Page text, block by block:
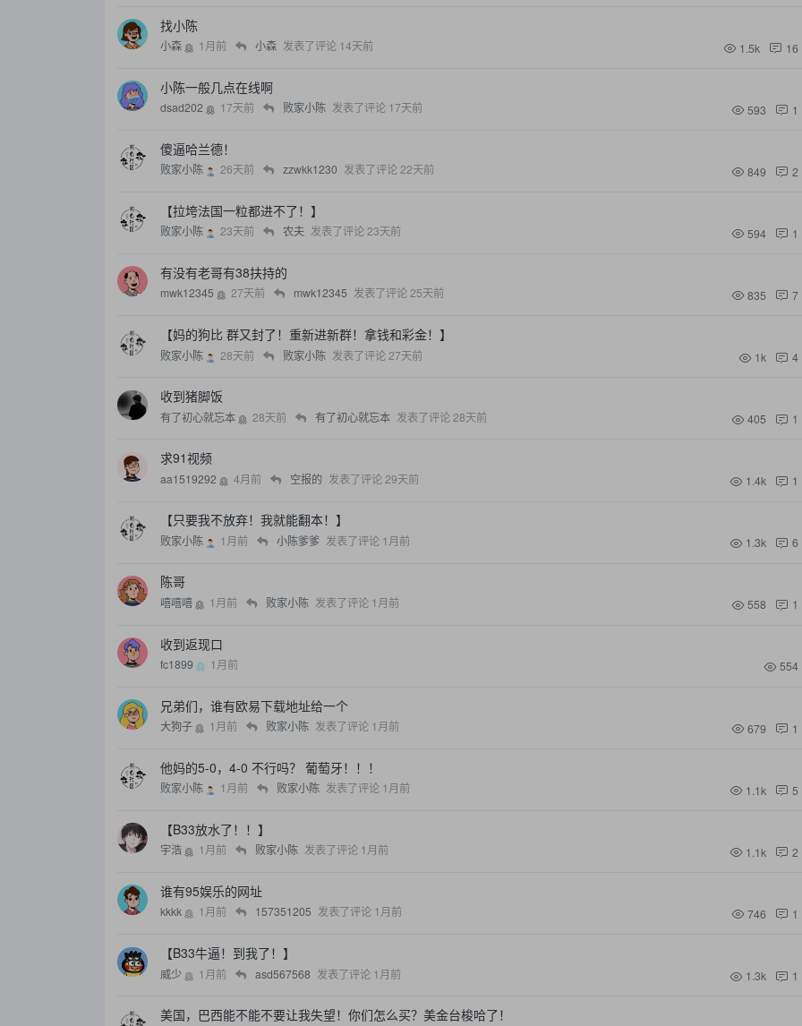
找小陈
小森 1月前 小森 发表了评论14天前 1.5k 16
小陈一般几点在线啊
dsad202 17天前 败家小陈 发表了评论17天前 593 1
傻逼哈兰德！
败家小陈 26天前 zzwkk1230 发表了评论22天前 849 2
【拉垮法国一粒都进不了！】
败家小陈 23天前 农夫 发表了评论23天前 594 1
有没有老哥有38扶持的
mwk12345 27天前 mwk12345 发表了评论25天前 835 7
【妈的狗比 群又封了！重新进新群！拿钱和彩金！】
败家小陈 28天前 败家小陈 发表了评论27天前 1k 4
收到猪脚饭
有了初心就忘本 28天前 有了初心就忘本 发表了评论28天前 405 1
求91视频
aa1519292 4月前 空报的 发表了评论29天前 1.4k 1
【只要我不放弃！我就能翻本！】
败家小陈 1月前 小陈爹爹 发表了评论1月前 1.3k 6
陈哥
嘻嘻嘻 1月前 败家小陈 发表了评论1月前 558 1
收到返现口
fc1899 1月前 554
兄弟们，谁有欧易下载地址给一个
大狗子 1月前 败家小陈 发表了评论1月前 679 1
他妈的5-0，4-0 不行吗？ 葡萄牙！！！
败家小陈 1月前 败家小陈 发表了评论1月前 1.1k 5
【B33放水了！！】
宇浩 1月前 败家小陈 发表了评论1月前 1.1k 2
谁有95娱乐的网址
kkkk 1月前 157351205 发表了评论1月前 746 1
【B33牛逼！到我了！】
威少 1月前 asd567568 发表了评论1月前 1.3k 1
美国，巴西能不能不要让我失望！你们怎么买？美金台梭哈了！